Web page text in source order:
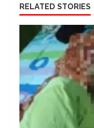
RELATED STORIES